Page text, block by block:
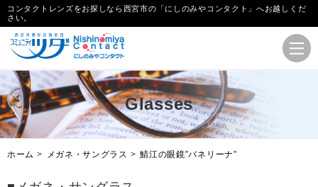
コンタクトレンズをお探しなら西宮市の「にしのみやコンタクト」へお越しくだ
さい。
Glasses
ホーム > メガネ・サングラス > 鯖江の眼鏡”バネリーナ”